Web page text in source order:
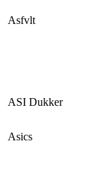
Asfvlt
ASI Dukker
Asics